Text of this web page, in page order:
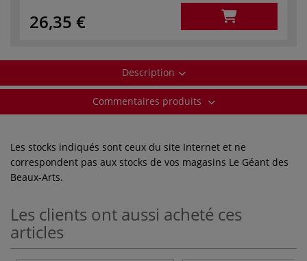
26,35 €
Description
Commentaires produits
Les stocks indiqués sont ceux du site Internet et ne
correspondent pas aux stocks de vos magasins Le Géant des
Beaux-Arts.
Les clients ont aussi acheté ces
articles